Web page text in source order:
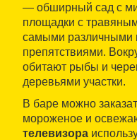
— обширный сад с
площадки с
самыми различными
препятствиями.
обитают рыбы и
деревьями участки.
В баре можно
мороженое и
телевизора